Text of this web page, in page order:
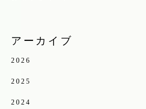
アーカイブ
2026
2025
2024